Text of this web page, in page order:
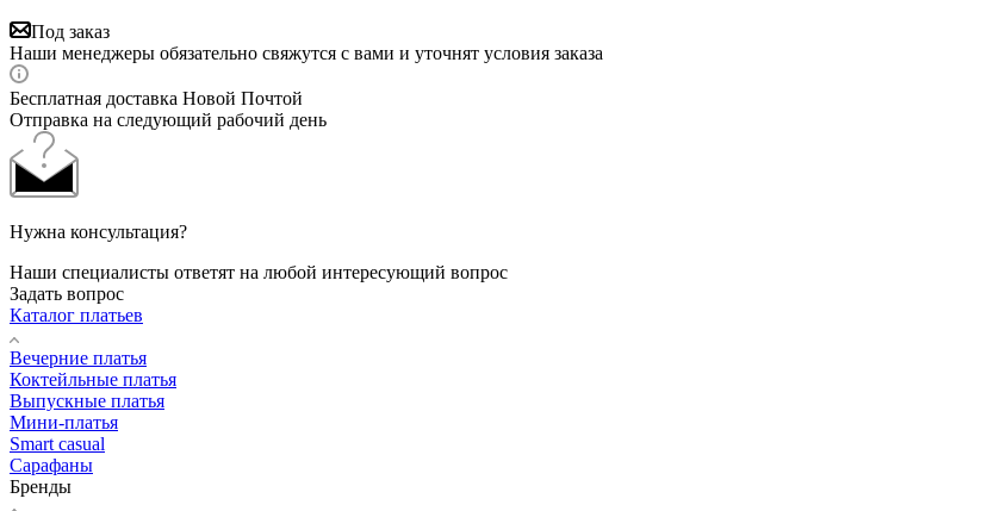
Под заказ
Наши менеджеры обязательно свяжутся с вами и уточнят условия заказа
Бесплатная доставка Новой Почтой
Отправка на следующий рабочий день
Нужна консультация?
Наши специалисты ответят на любой интересующий вопрос
Задать вопрос
Каталог платьев
Вечерние платья
Коктейльные платья
Выпускные платья
Мини-платья
Smart casual
Сарафаны
Бренды